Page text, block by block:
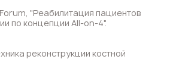
"Реабилитация пациентов
по концепции All-on-4".
реконструкции костной